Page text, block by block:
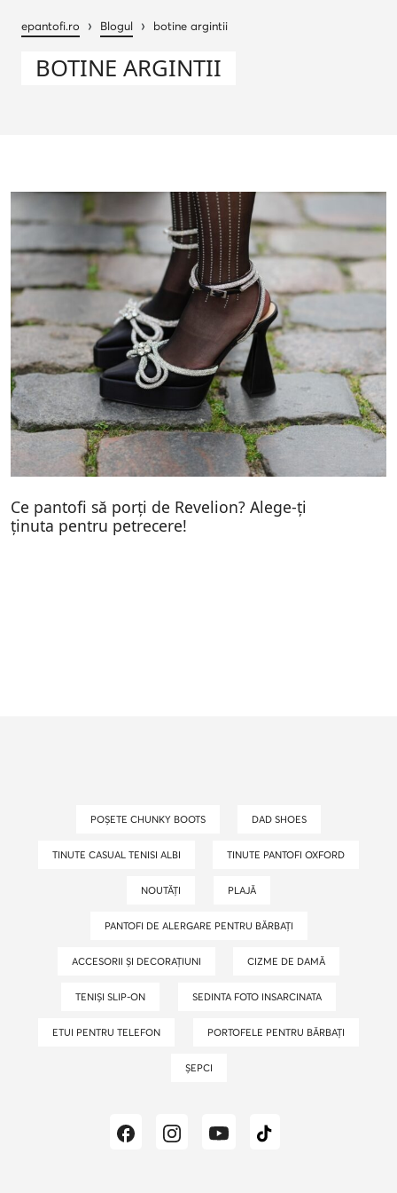
epantofi.ro › Blogul › botine argintii
BOTINE ARGINTII
Ce pantofi să porți de Revelion? Alege-ți
ținuta pentru petrecere!
POȘETE CHUNKY BOOTS DAD SHOES
TINUTE CASUAL TENISI ALBI TINUTE PANTOFI OXFORD
NOUTĂȚI PLAJĂ
PANTOFI DE ALERGARE PENTRU BĂRBAȚI
ACCESORII ȘI DECORAȚIUNI CIZME DE DAMĂ
TENIȘI SLIP-ON SEDINTA FOTO INSARCINATA
ETUI PENTRU TELEFON PORTOFELE PENTRU BĂRBAȚI
ȘEPCI